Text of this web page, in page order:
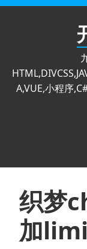
跳
A,VUE,小程序
织梦
加